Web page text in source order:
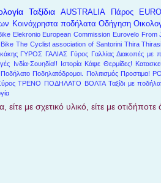
Ταξίδια AUSTRALIA Πάρος
Κοινόχρηστα ποδήλατα Οδήγηση
Elekronio European Commission Eurovelo From
The Cyclist association of Santorini Thira
ΓΥΡΟΣ ΓΑΛΙΑΣ Γύρος Γαλλίας Διακοπές με
Ινδία-Σουηδία!! Ιστορία Κάψε Θερμίδες!
Ποδήλατο Ποδηλατόδρομοι. Πολιτισμός Προστιμα!
ΤΡΕΝΟ ΠΟΔΗΛΑΤΟ ΒΟΛΤΑ Ταξίδι με
με σχετικό υλικό, είτε με